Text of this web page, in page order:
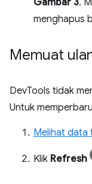
Gambar 3.
menghapus
Memuat
DevTools tidak
Untuk
Melihat data
Klik Refresh